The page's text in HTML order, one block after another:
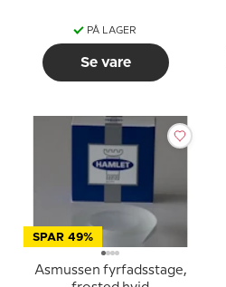
PÅ LAGER
Se vare
SPAR 49%
Asmussen fyrfadsstage,